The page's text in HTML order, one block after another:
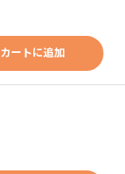
カートに追加